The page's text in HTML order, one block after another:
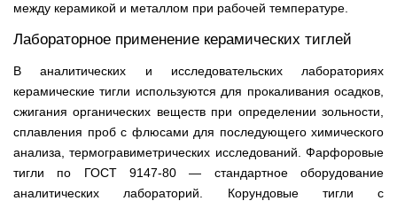
между керамикой и металлом при рабочей температуре.
Лабораторное применение керамических тиглей
В аналитических и исследовательских лабораториях
керамические тигли используются для прокаливания осадков,
сжигания органических веществ при определении зольности,
сплавления проб с флюсами для последующего химического
анализа, термогравиметрических исследований. Фарфоровые
тигли по ГОСТ 9147-80 — стандартное оборудование
аналитических лабораторий. Корундовые тигли с